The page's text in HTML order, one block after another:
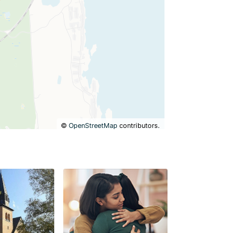
©OpenStreetMap contributors.